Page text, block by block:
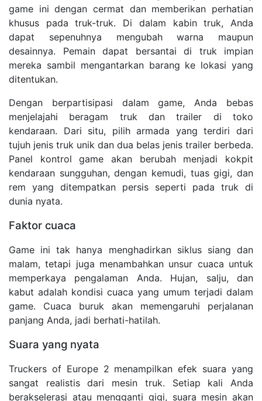
game ini dengan cermat dan memberikan perhatian
khusus pada truk-truk. Di dalam kabin truk, Anda
dapat sepenuhnya mengubah warna maupun
desainnya. Pemain dapat bersantai di truk impian
mereka sambil mengantarkan barang ke lokasi yang
ditentukan.
Dengan berpartisipasi dalam game, Anda bebas
menjelajahi beragam truk dan trailer di toko
kendaraan. Dari situ, pilih armada yang terdiri dari
tujuh jenis truk unik dan dua belas jenis trailer berbeda.
Panel kontrol game akan berubah menjadi kokpit
kendaraan sungguhan, dengan kemudi, tuas gigi, dan
rem yang ditempatkan persis seperti pada truk di
dunia nyata.
Faktor cuaca
Game ini tak hanya menghadirkan siklus siang dan
malam, tetapi juga menambahkan unsur cuaca untuk
memperkaya pengalaman Anda. Hujan, salju, dan
kabut adalah kondisi cuaca yang umum terjadi dalam
game. Cuaca buruk akan memengaruhi perjalanan
panjang Anda, jadi berhati-hatilah.
Suara yang nyata
Truckers of Europe 2 menampilkan efek suara yang
sangat realistis dari mesin truk. Setiap kali Anda
berakselerasi atau mengganti gigi, suara mesin akan